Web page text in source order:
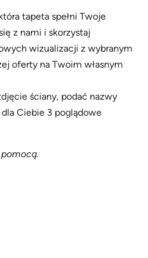
tapeta spełni Twoje
z nami i skorzystaj
wizualizacji z wybranym
oferty na Twoim własnym
ściany, podać nazwy
Ciebie 3 poglądowe